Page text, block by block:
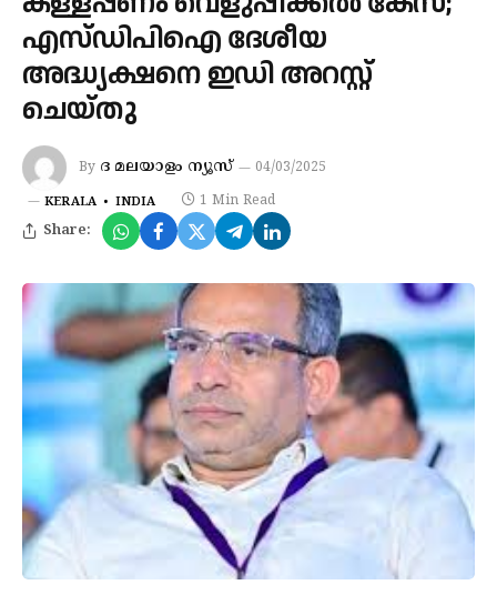
എസ്‌ഡിപിഐ ദേശീയ
അദ്ധ്യക്ഷനെ ഇഡി അറസ്റ്റ്
ചെയ്‌തു
By ദ മലയാളം ന്യൂസ് 04/03/2025
KERALA INDIA 1 Min Read
Share: